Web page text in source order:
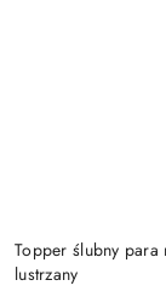
Topper ślubny para
lustrzany